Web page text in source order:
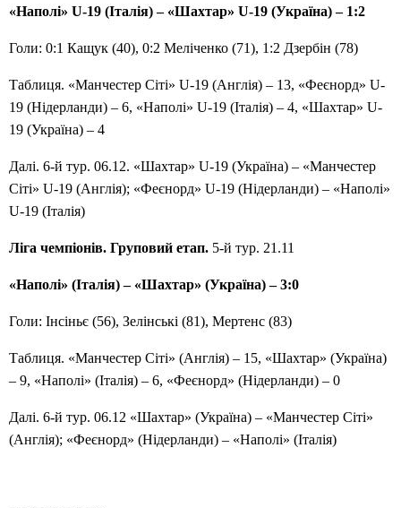
«Наполі» U-19 (Італія) – «Шахтар» U-19 (Україна) – 1:2
Голи: 0:1 Кащук (40), 0:2 Меліченко (71), 1:2 Дзербін (78)
Таблиця. «Манчестер Сіті» U-19 (Англія) – 13, «Феєнорд» U-
19 (Нідерланди) – 6, «Наполі» U-19 (Італія) – 4, «Шахтар» U-
19 (Україна) – 4
Далі. 6-й тур. 06.12. «Шахтар» U-19 (Україна) – «Манчестер
Сіті» U-19 (Англія); «Феєнорд» U-19 (Нідерланди) – «Наполі»
U-19 (Італія)
Ліга чемпіонів. Груповий етап. 5-й тур. 21.11
«Наполі» (Італія) – «Шахтар» (Україна) – 3:0
Голи: Інсіньє (56), Зелінські (81), Мертенс (83)
Таблиця. «Манчестер Сіті» (Англія) – 15, «Шахтар» (Україна)
– 9, «Наполі» (Італія) – 6, «Феєнорд» (Нідерланди) – 0
Далі. 6-й тур. 06.12 «Шахтар» (Україна) – «Манчестер Сіті»
(Англія); «Феєнорд» (Нідерланди) – «Наполі» (Італія)